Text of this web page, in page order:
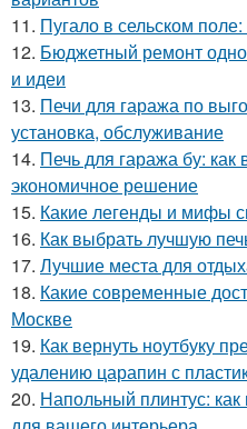
11. Пугало в сельском
12. Бюджетный ремонт
и идеи
13. Печи для гаража по
установка, обслуживание
14. Печь для гаража бу:
экономичное решение
15. Какие легенды и мифы
16. Как выбрать лучшую
17. Лучшие места для
18. Какие современные
Москве
19. Как вернуть ноутбуку
удалению царапин с
20. Напольный плинтус: